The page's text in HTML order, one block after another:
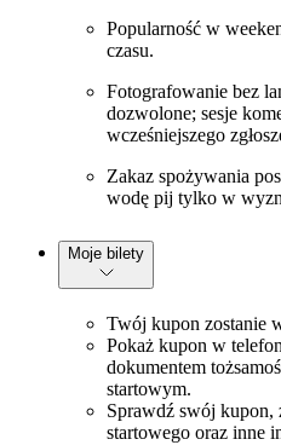
Popularność w
czasu.
Fotografowanie bez
dozwolone; sesje
wcześniejszego
Zakaz spożywania
wodę pij tylko w
Moje bilety
Twój kupon zostanie
Pokaż kupon w
dokumentem
startowym.
Sprawdź swój kupon,
startowego oraz inne